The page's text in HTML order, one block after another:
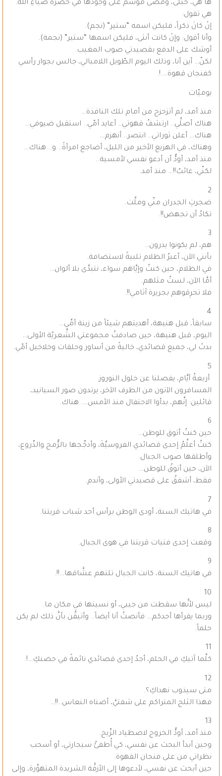
ها هي، حُبلى، ومضى موسم على وجودها في حضرة ضياءِ الله.
هي تقول:
إنْ كانَ ذكراً، فليكن اسمه “ستير” (نجم).
وأنا أقول: وإنْ كانت أنثى، فليكن اسمها “ستير” (نجمة).
أوشك على الدفع بقصيدتي صوب المغيب.
لكنّ… أين أنا، وذلك اليوم الطّويل اللامبالي، جالس بجوار رأسي
كفنجان قهوة….!.
يوميّات
منذ أمد، لم أتزحزح من أمام تلك النافذة…
هناك أصلِّي.. ارتشفُ قهوتي.. أعايد أمّي.. استقبل ضيوفي…
هناك… أعلن ثوراتي.. انتصر.. أنهزم…
وهناك، في الهزيع الأخير من الليل، أضاجع امرأةً.. و.. هناك…
منذ أمد، أودُّ أن أدعو نفسي لأمسية..
لكنّي، غائبٌ!!… منذ أمد.
2
ضجرتِ الجدران منّي وملَّت.
تكادُ أن تجهض!!.
3
هم، لم يكونوا يدرون…
بأنني الآن، أعبرُ الظلام تلبيةً لاستضافة.
في الظلام، حين كنتُ وإيَّاهم سواء، نتبدَّى بلا ألوان…
أمَّا الآن، لستُ مثلهم.
فلا تحرِقوهم بجريرة آثامي!!.
4
سابقاً، قبل هنيهة، أهديتهم شيئاً من زينة أمِّي…
اليوم، قبل هنيهة، حين صادفتُ مجموعتي الشِّعريّة الأولى…
بدتْ لي، جميع قصائدي، خاليةً من أساور وحلقات وخلاخيل أمّي.
5
أربعةُ أيَّام، يفصلنا عن حلول النوروز.
المسافرون الآتون من الطرف الآخر، يرتدون صور السيانيد،
قائلين: إنَّهم، بدأوا الاحتفال منذ الأمس…. هناك.
6
حين كنتُ أتوق للوطن…
كنتُ أعلِّمُ إحدى قصائدي الفروسيَّةَ، وأدجِّجها بالرُّمح والدِّروع،
وأطلقها صوب الجبال.
الآن، حين أتوقُ للوطن…
فقط، أشفقُ على قصيدتي الأولى، وأندم.
7
في هاتيك السنة، أودى الوطن برأس أحد شباب قريتنا.
8
وقعت إحدى فتيات قريتنا في هوى الجبال.
9
في هاتيك السنة، كانت الجبال تلتهم عشَّاقها…!!.
10
ليس لأنَّها سقطت من جيبي، أو نسيتها في مكان ما.
وربما يقرأها أحدكم… فأنصتُ أنا أيضاً.. وأتيقَّن بأنَّ ذلك لم يكن
حلماً.
11
كلَّما آتيكِ في الحلم، أجدُ إحدى قصائدي نائمةً في حضنكِ…!.
12
متى سيذوب نهداكِ؟.
فهذا الثلج المتراكم على شفتيَّ، أضناه النعاس..!!…
13
منذ أمد، أودُّ الخروج لاصطياد الرِّيح.
وحين أبدأ البحث عن نفسي، كي أُطفئُ سيجارتي، أو أسحب
نظراتي من على فنجان القهوة.
حين أبحث عن نفسي، لأدعوها إلى الأزقَّة الشريدة المتهوِّرة، وإلى